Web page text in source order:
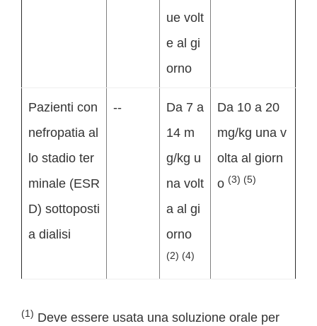
ue volt
e al gi
orno
Pazienti con
nefropatia al
lo stadio ter
minale (ESR
D) sottoposti
a dialisi
--
Da 7 a
14 m
g/kg u
na volt
a al gi
orno
(2) (4)
Da 10 a 20
mg/kg una v
olta al giorn
o (3) (5)
(1) Deve essere usata una soluzione orale per